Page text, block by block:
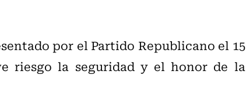
por el Partido Republicano el 15
riesgo la seguridad y el honor de la